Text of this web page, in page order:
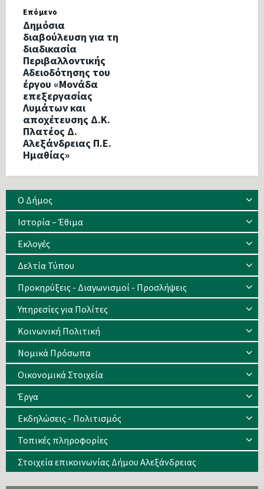
Επόμενο
Δημόσια
διαβούλευση για τη
διαδικασία
Περιβαλλοντικής
Αδειοδότησης του
έργου «Μονάδα
επεξεργασίας
Λυμάτων και
αποχέτευσης Δ.Κ.
Πλατέος Δ.
Αλεξάνδρειας Π.Ε.
Ημαθίας»
Ο Δήμος
Ιστορία – Έθιμα
Eκλογές
Δελτία Τύπου
Προκηρύξεις - Διαγωνισμοί - Προσλήψεις
Υπηρεσίες για Πολίτες
Κοινωνική Πολιτική
Νομικά Πρόσωπα
Οικονομικά Στοιχεία
Έργα
Εκδηλώσεις - Πολιτισμός
Τοπικές πληροφορίες
Στοιχεία επικοινωνίας Δήμου Αλεξάνδρειας